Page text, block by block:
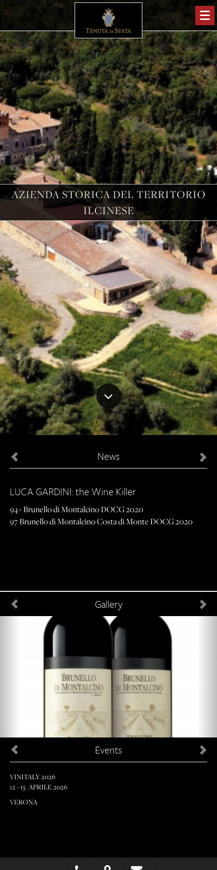
AZIENDA STORICA DEL TERRITORIO
ILCINESE
News
LUCA GARDINI: the Wine Killer
94+ Brunello di Montalcino DOCG 2020
97 Brunello di Montalcino Costa di Monte DOCG 2020
Previous
Gallery
Previous
Events
VINITALY 2026
12 - 15 APRILE 2026
VERONA
Previous